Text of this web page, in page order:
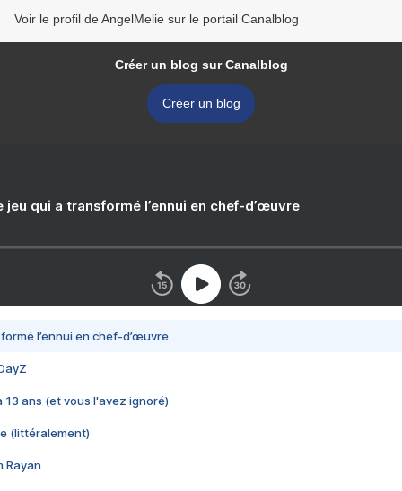
Voir le profil de AngelMelie sur le portail Canalblog
Créer un blog sur Canalblog
Créer un blog
jeu qui a transformé l’ennui en chef-d’œuvre
l’ennui en chef-d’œuvre
13 ans (et vous l'avez ignoré)
(littéralement)
Rayan